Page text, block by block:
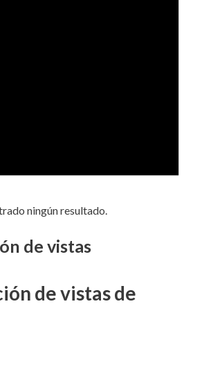
ningún resultado.
de vistas
de vistas de